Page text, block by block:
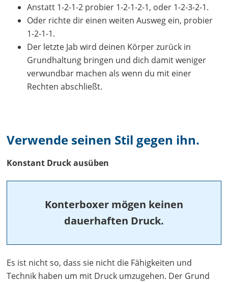
Anstatt 1-2-1-2 probier 1-2-1-2-1, oder 1-2-3-2-1.
Oder richte dir einen weiten Ausweg ein, probier
1-2-1-1.
Der letzte Jab wird deinen Körper zurück in
Grundhaltung bringen und dich damit weniger
verwundbar machen als wenn du mit einer
Rechten abschließt.
Verwende seinen Stil gegen ihn.
Konstant Druck ausüben
Konterboxer mögen keinen
dauerhaften Druck.
Es ist nicht so, dass sie nicht die Fähigkeiten und
Technik haben um mit Druck umzugehen. Der Grund